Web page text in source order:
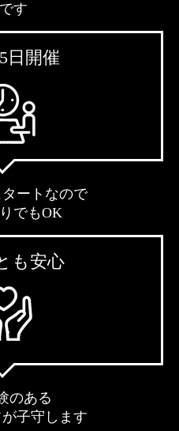
す
日開催
ートなので
でもOK
も安心
のある
子守します